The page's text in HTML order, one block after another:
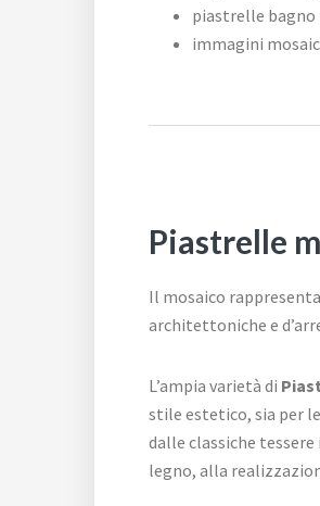
piastrelle bagno
immagini
Piastrelle
Il mosaico
architettoniche e
L’ampia varietà di
stile estetico, sia per
dalle classiche
legno, alla